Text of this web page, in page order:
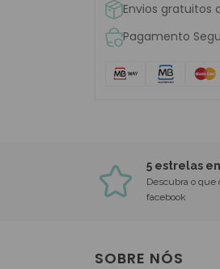
Envios
Pagamento
5 estrelas
Descubra o que
facebook
SOBRE NÓS